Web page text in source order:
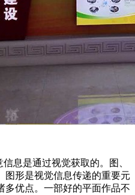
息是通过视觉获取的。图、
图形是视觉信息传递的重要元
多优点。一部好的平面作品不